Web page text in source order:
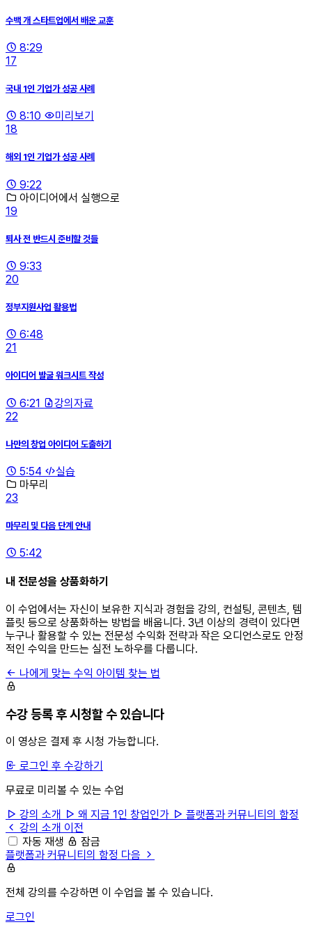
수백 개 스타트업에서 배운 교훈
8:29
17
국내 1인 기업가 성공 사례
8:10
미리보기
18
해외 1인 기업가 성공 사례
9:22
아이디어에서 실행으로
19
퇴사 전 반드시 준비할 것들
9:33
20
정부지원사업 활용법
6:48
21
아이디어 발굴 워크시트 작성
6:21
강의자료
22
나만의 창업 아이디어 도출하기
5:54
실습
마무리
23
마무리 및 다음 단계 안내
5:42
내 전문성을 상품화하기
이 수업에서는 자신이 보유한 지식과 경험을 강의, 컨설팅, 콘텐츠, 템
플릿 등으로 상품화하는 방법을 배웁니다. 3년 이상의 경력이 있다면
누구나 활용할 수 있는 전문성 수익화 전략과 작은 오디언스로도 안정
적인 수익을 만드는 실전 노하우를 다룹니다.
나에게 맞는 수익 아이템 찾는 법
수강 등록 후 시청할 수 있습니다
이 영상은 결제 후 시청 가능합니다.
로그인 후 수강하기
무료로 미리볼 수 있는 수업
강의 소개
왜 지금 1인 창업인가
플랫폼과 커뮤니티의 함정
강의 소개 이전
자동 재생
잠금
플랫폼과 커뮤니티의 함정 다음
전체 강의를 수강하면 이 수업을 볼 수 있습니다.
로그인